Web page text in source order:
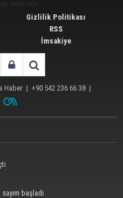
Gizlilik Politikası
RSS
İmsakiye
Haber | +90 542 236 66 38 |
başladı